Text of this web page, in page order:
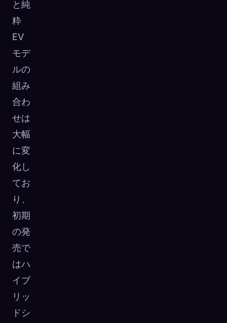
と純
粋
EV
モデ
ルの
組み
合わ
せは
大幅
に変
化し
てお
り、
初期
の発
売で
はハ
イブ
リッ
ドシ